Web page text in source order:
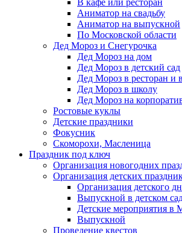
В кафе или ресторан
Аниматор на свадьбу
Аниматор на выпускной
По Московской области
Дед Мороз и Снегурочка
Дед Мороз на дом
Дед Мороз в детский сад
Дед Мороз в ресторан и
Дед Мороз в школу
Дед Мороз на
Ростовые куклы
Детские праздники
Фокусник
Скоморохи, Масленица
Праздник под ключ
Организация новогодних
Организация детских
Организация детского
Выпускной в детском
Детские мероприятия в
Выпускной
Проведение квестов